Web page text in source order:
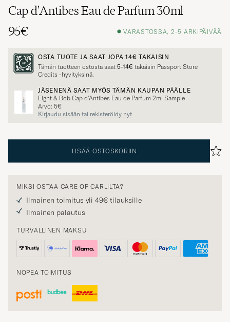
Cap d'Antibes Eau de Parfum 30ml
95€
VARASTOSSA, 2-5 ARKIPÄIVÄÄ
OSTA TUOTE JA SAAT JOPA14€ TAKAISIN
Tämän tuotteen ostosta saat 5-14€ takaisin Passport Store
Credits -hyvityksinä.
JÄSENENÄ SAAT MYÖS TÄMÄN KAUPAN PÄÄLLE
Eight & Bob Cap d'Antibes Eau de Parfum 2ml Sample
Arvo: 5€
Kirjaudu sisään tai rekisteröidy nyt
LISÄÄ OSTOSKORIIN
MIKSI OSTAA CARE OF CARLILTA?
Ilmainen toimitus yli 49€ tilauksille
Ilmainen palautus
TURVALLINEN MAKSU
NOPEA TOIMITUS